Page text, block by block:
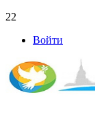
22
Войти